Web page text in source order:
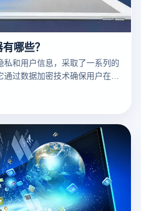
哪些？
和用户信息，采取了一系列的
过数据加密技术确保用户在浏
，避免黑客窃取敏感数据。其
境隔离技术，每个帐户在单独
，以抵御最新的网络威胁，确
作时能够享受安全可靠的使用体